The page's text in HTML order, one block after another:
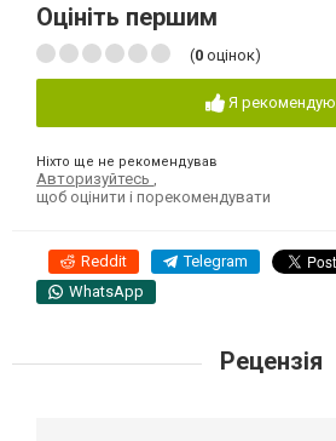
Оцініть першим
(0 оцінок)
Я рекомендую
Ніхто ще не рекомендував
Авторизуйтесь ,
щоб оцінити і порекомендувати
Reddit Telegram
WhatsApp
Рецензія